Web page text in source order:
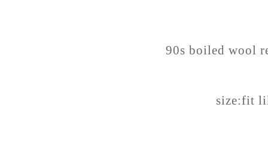
90s boiled wool
size:fit